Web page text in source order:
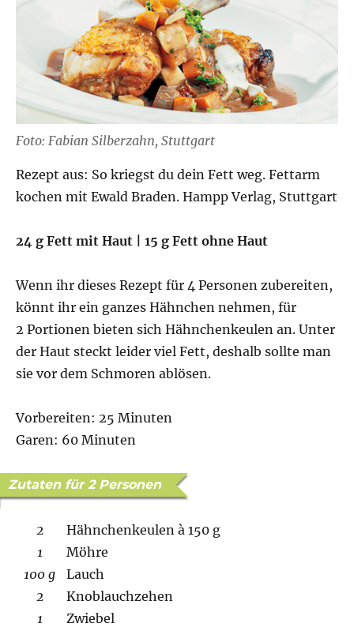
Foto: Fabian Silberzahn, Stuttgart
Rezept aus: So kriegst du dein Fett weg. Fettarm
kochen mit Ewald Braden. Hampp Verlag, Stuttgart
24 g Fett mit Haut | 15 g Fett ohne Haut
Wenn ihr dieses Rezept für 4 Personen zubereiten,
könnt ihr ein ganzes Hähnchen nehmen, für
2 Portionen bieten sich Hähnchenkeulen an. Unter
der Haut steckt leider viel Fett, deshalb sollte man
sie vor dem Schmoren ablösen.
Vorbereiten: 25 Minuten
Garen: 60 Minuten
Zutaten für 2 Personen
2
Hähnchenkeulen à 150 g
1
Möhre
100 g
Lauch
2
Knoblauchzehen
1
Zwiebel